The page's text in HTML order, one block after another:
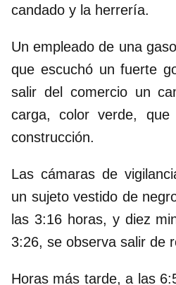
candado y la herrería.
Un empleado de una
que escuchó un fuerte
salir del comercio un
carga, color verde, que
construcción.
Las cámaras de
un sujeto vestido de
las 3:16 horas, y diez
3:26, se observa salir de
Horas más tarde, a las